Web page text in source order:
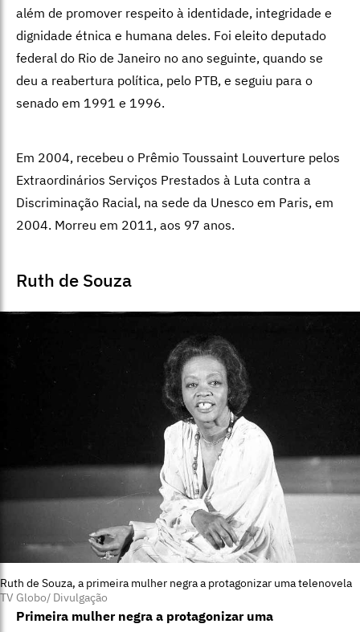
além de promover respeito à identidade, integridade e
dignidade étnica e humana deles. Foi eleito deputado
federal do Rio de Janeiro no ano seguinte, quando se
deu a reabertura política, pelo PTB, e seguiu para o
senado em 1991 e 1996.
Em 2004, recebeu o Prêmio Toussaint Louverture pelos
Extraordinários Serviços Prestados à Luta contra a
Discriminação Racial, na sede da Unesco em Paris, em
2004. Morreu em 2011, aos 97 anos.
Ruth de Souza
Ruth de Souza, a primeira mulher negra a protagonizar uma telenovela
TV Globo/ Divulgação
Primeira mulher negra a protagonizar uma